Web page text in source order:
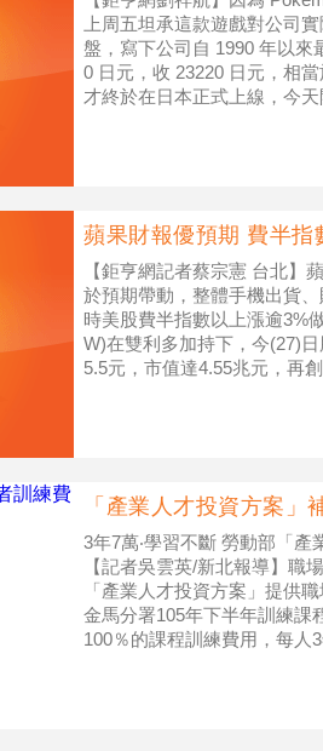
上周五坦承這款遊戲對公司
盤，寫下公司自 1990 年以
0 日元，收 23220 日元，相
才終於在日本正式上線，今
蘋果財報優預期 費半指
【鉅亨網記者蔡宗憲 台北】
於預期帶動，整體手機出貨
時美股費半指數以上漲逾3%
W)在雙利多加持下，今(27)
5.5元，市值達4.55兆元，再
「產業人才投資方案」
3年7萬‧學習不斷 勞動部「
【記者吳雲英/新北報導】職
「產業人才投資方案」提供
金馬分署105年下半年訓練課
100％的課程訓練費用，每人